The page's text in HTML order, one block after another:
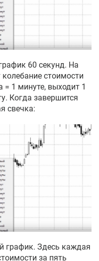
60 секунд. На
стоимости
= 1 минуте, выходит 1
Когда завершится
свечка:
график. Здесь каждая
за пять